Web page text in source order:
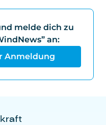
melde dich zu
an:
Anmeldung